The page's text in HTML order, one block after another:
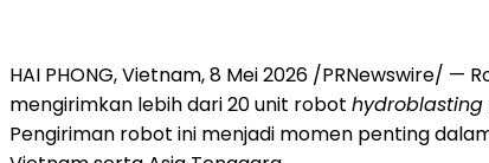
HAI PHONG, Vietnam,8 Mei 2026 /PRNewswire/ —
mengirimkan lebih dari 20 unit robot hydroblasting
Pengiriman robot ini menjadi momen penting